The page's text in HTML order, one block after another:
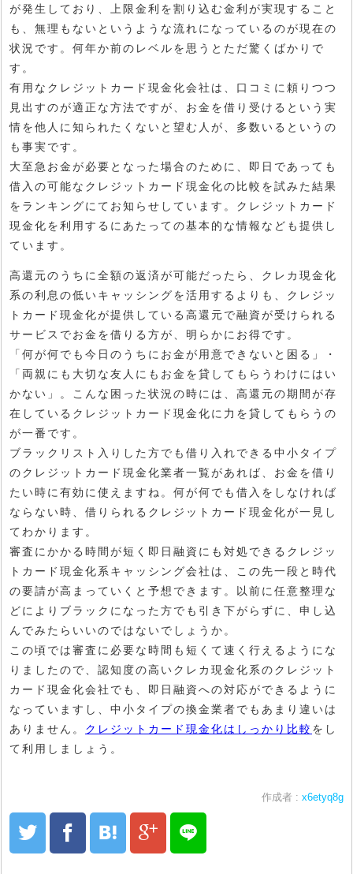
が発生しており、上限金利を割り込む金利が実現すること
も、無理もないというような流れになっているのが現在の
状況です。何年か前のレベルを思うとただ驚くばかりで
す。
有用なクレジットカード現金化会社は、口コミに頼りつつ
見出すのが適正な方法ですが、お金を借り受けるという実
情を他人に知られたくないと望む人が、多数いるというの
も事実です。
大至急お金が必要となった場合のために、即日であっても
借入の可能なクレジットカード現金化の比較を試みた結果
をランキングにてお知らせしています。クレジットカード
現金化を利用するにあたっての基本的な情報なども提供し
ています。
高還元のうちに全額の返済が可能だったら、クレカ現金化
系の利息の低いキャッシングを活用するよりも、クレジッ
トカード現金化が提供している高還元で融資が受けられる
サービスでお金を借りる方が、明らかにお得です。
「何が何でも今日のうちにお金が用意できないと困る」・
「両親にも大切な友人にもお金を貸してもらうわけにはい
かない」。こんな困った状況の時には、高還元の期間が存
在しているクレジットカード現金化に力を貸してもらうの
が一番です。
ブラックリスト入りした方でも借り入れできる中小タイプ
のクレジットカード現金化業者一覧があれば、お金を借り
たい時に有効に使えますね。何が何でも借入をしなければ
ならない時、借りられるクレジットカード現金化が一見し
てわかります。
審査にかかる時間が短く即日融資にも対処できるクレジッ
トカード現金化系キャッシング会社は、この先一段と時代
の要請が高まっていくと予想できます。以前に任意整理な
どによりブラックになった方でも引き下がらずに、申し込
んでみたらいいのではないでしょうか。
この頃では審査に必要な時間も短くて速く行えるようにな
りましたので、認知度の高いクレカ現金化系のクレジット
カード現金化会社でも、即日融資への対応ができるように
なっていますし、中小タイプの換金業者でもあまり違いは
ありません。 クレジットカード現金化はしっかり比較 をし
て利用しましょう。
作成者 : x6etyq8g